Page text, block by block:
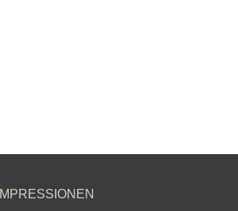
IMPRESSIONEN